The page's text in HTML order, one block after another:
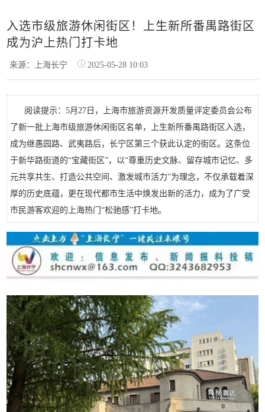
入选市级旅游休闲街区！上生新所番禺路街区
成为沪上热门打卡地
来源：上海长宁 2025-05-28 10:03
阅读提示：5月27日，上海市旅游资源开发质量评定委员会公布
了新一批上海市级旅游休闲街区名单，上生新所番禺路街区入选，
成为继愚园路、武夷路后，长宁区第三个获此认定的街区。这条位
于新华路街道的“宝藏街区”，以“尊重历史文脉、留存城市记忆、多
元共享共生、打造公共空间、激发城市活力”为理念，不仅承载着深
厚的历史底蕴，更在现代都市生活中焕发出新的活力，成为了广受
市民游客欢迎的上海热门“松驰感”打卡地。